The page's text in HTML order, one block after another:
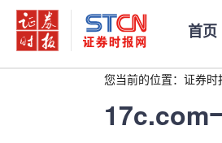
首页
您当前的位置： 证券时
17c.com